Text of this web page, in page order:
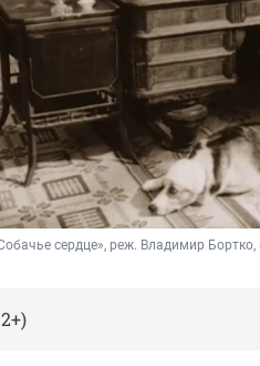
сердце», реж. Владимир